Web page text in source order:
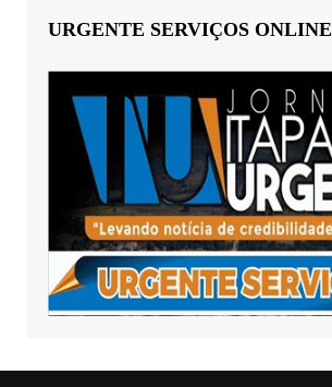
URGENTE SERVIÇOS ONLINE